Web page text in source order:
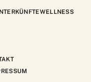
WELLNESS